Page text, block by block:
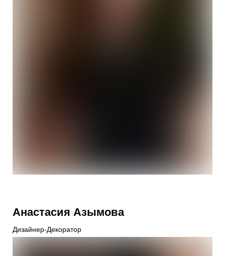
Анастасия Азымова
Дизайнер-Декоратор